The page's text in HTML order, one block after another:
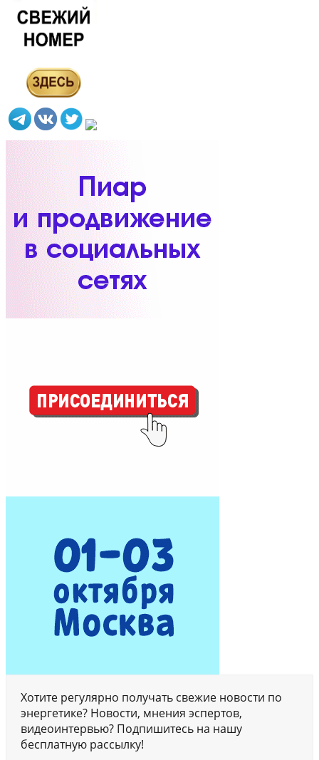
Хотите регулярно получать свежие новости по
энергетике? Новости, мнения эспертов,
видеоинтервью? Подпишитесь на нашу
бесплатную рассылку!